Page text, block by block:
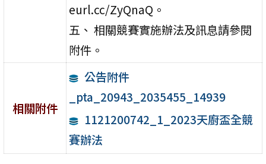
eurl.cc/ZyQnaQ。
五、 相關競賽實施辦法及訊息請參閱
附件。
相關附件
公告附件
_pta_20943_2035455_14939
1121200742_1_2023天廚盃全競
賽辦法